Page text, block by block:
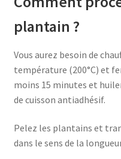
plantain ?
Vous aurez besoin de
température (200°C) et
moins 15 minutes et
de cuisson antiadhésif.
Pelez les plantains et
dans le sens de la